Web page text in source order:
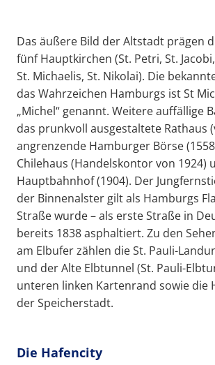
Das äußere Bild der Altstadt prägen
fünf Hauptkirchen (St. Petri, St.
St. Michaelis, St. Nikolai). Die
das Wahrzeichen Hamburgs ist St
„Michel“ genannt. Weitere auffällige
das prunkvoll ausgestaltete Rathaus
angrenzende Hamburger Börse
Chilehaus (Handelskontor von 1924)
Hauptbahnhof (1904). Der
der Binnenalster gilt als Hamburgs
Straße wurde – als erste Straße in
bereits 1838 asphaltiert. Zu den
am Elbufer zählen die St. Pauli-
und der Alte Elbtunnel (St. Pauli-
unteren linken Kartenrand sowie die
der Speicherstadt.
Die Hafencity